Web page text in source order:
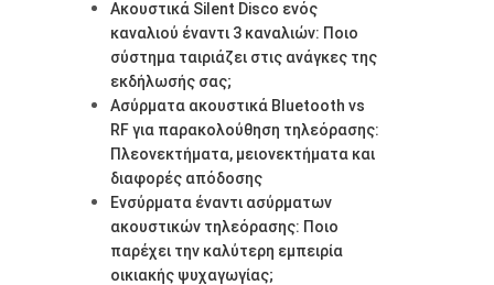
Ακουστικά Silent Disco ενός
καναλιού έναντι 3 καναλιών: Ποιο
σύστημα ταιριάζει στις ανάγκες της
εκδήλωσής σας;
Ασύρματα ακουστικά Bluetooth vs
RF για παρακολούθηση τηλεόρασης:
Πλεονεκτήματα, μειονεκτήματα και
διαφορές απόδοσης
Ενσύρματα έναντι ασύρματων
ακουστικών τηλεόρασης: Ποιο
παρέχει την καλύτερη εμπειρία
οικιακής ψυχαγωγίας;